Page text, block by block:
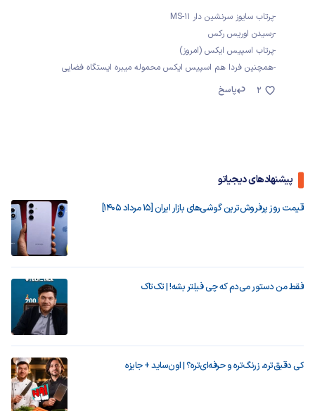
-پرتاب سایوز سرنشین دار MS-11
-رسیدن اوریس رکس
-پرتاب اسپیس ایکس (امروز)
-همچنین فردا هم اسپیس ایکس محموله میبره ایستگاه فضایی
پاسخ
2
پیشنهادهای دیجیاتو
قیمت روز پرفروش‌ترین گوشی‌های بازار ایران [15 مرداد 1405]
فقط من دستور می‌دم که چی فیلتر بشه! | تک‌تاک
کی دقیق‌تره، زرنگ‌تره و حرفه‌ای‌تره؟ | اون‌ساید + جایزه